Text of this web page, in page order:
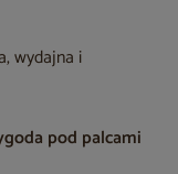
wydajna i
pod palcami